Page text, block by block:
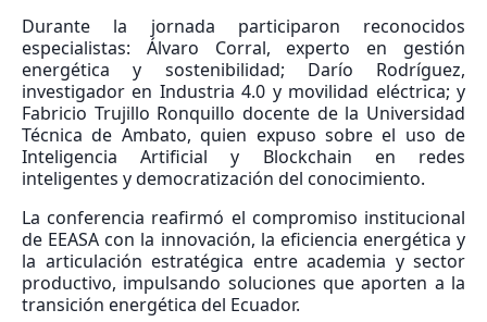
Durante la jornada participaron reconocidos
especialistas: Álvaro Corral, experto en gestión
energética y sostenibilidad; Darío Rodríguez,
investigador en Industria 4.0 y movilidad eléctrica; y
Fabricio Trujillo Ronquillo docente de la Universidad
Técnica de Ambato, quien expuso sobre el uso de
Inteligencia Artificial y Blockchain en redes
inteligentes y democratización del conocimiento.
La conferencia reafirmó el compromiso institucional
de EEASA con la innovación, la eficiencia energética y
la articulación estratégica entre academia y sector
productivo, impulsando soluciones que aporten a la
transición energética del Ecuador.